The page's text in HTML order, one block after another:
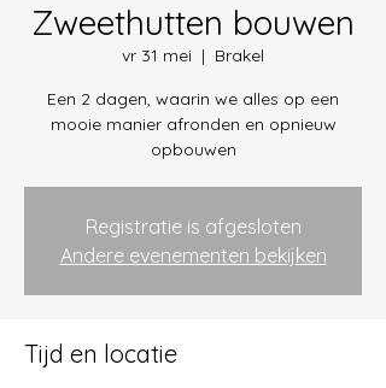
Zweethutten bouwen
vr 31 mei
  |
Brakel
Een 2 dagen, waarin we alles op een
mooie manier afronden en opnieuw
opbouwen
Registratie is afgesloten
Andere evenementen bekijken
Tijd en locatie